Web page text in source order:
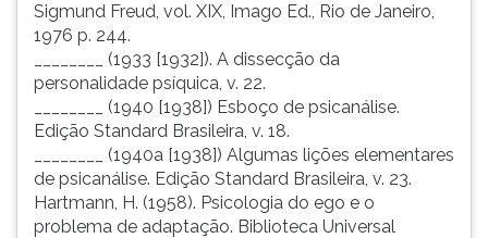
Sigmund Freud, vol. XIX, Imago Ed., Rio de Janeiro,
1976 p. 244.
________ (1933 [1932]). A dissecção da
personalidade psíquica, v. 22.
________ (1940 [1938]) Esboço de psicanálise.
Edição Standard Brasileira, v. 18.
________ (1940a [1938]) Algumas lições elementares
de psicanálise. Edição Standard Brasileira, v. 23.
Hartmann, H. (1958). Psicologia do ego e o
problema de adaptação. Biblioteca Universal